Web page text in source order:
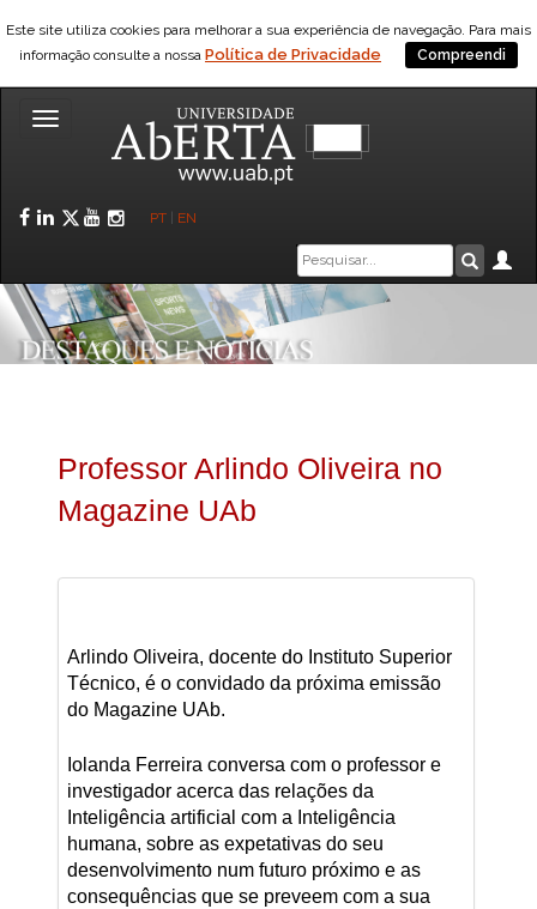
Este site utiliza cookies para melhorar a sua experiência de navegação. Para mais
informação consulte a nossa Política de Privacidade Compreendi
Toggle
Facebook
LinkedIn
Twitter
YouTube
Instagram
PT EN
Caixa
de
pesquisa
Professor Arlindo Oliveira no
Magazine UAb
Arlindo Oliveira, docente do Instituto Superior
Técnico, é o convidado da próxima emissão
do Magazine UAb.
Iolanda Ferreira conversa com o professor e
investigador acerca das relações da
Inteligência artificial com a Inteligência
humana, sobre as expetativas do seu
desenvolvimento num futuro próximo e as
consequências que se preveem com a sua